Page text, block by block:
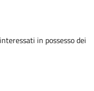
in possesso dei